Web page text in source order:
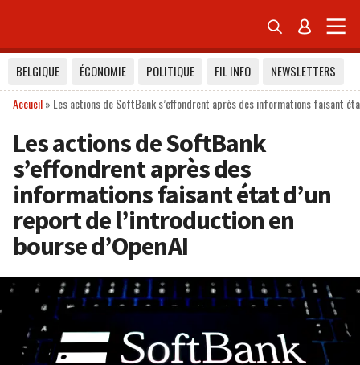
 
BELGIQUE ÉCONOMIE POLITIQUE FIL INFO
NEWSLETTERS
Accueil» Les actions de SoftBank s’effondrent après des informations faisant
Les actions de SoftBank
s’effondrent après des
informations faisant état d’un
report de l’introduction en
bourse d’OpenAI